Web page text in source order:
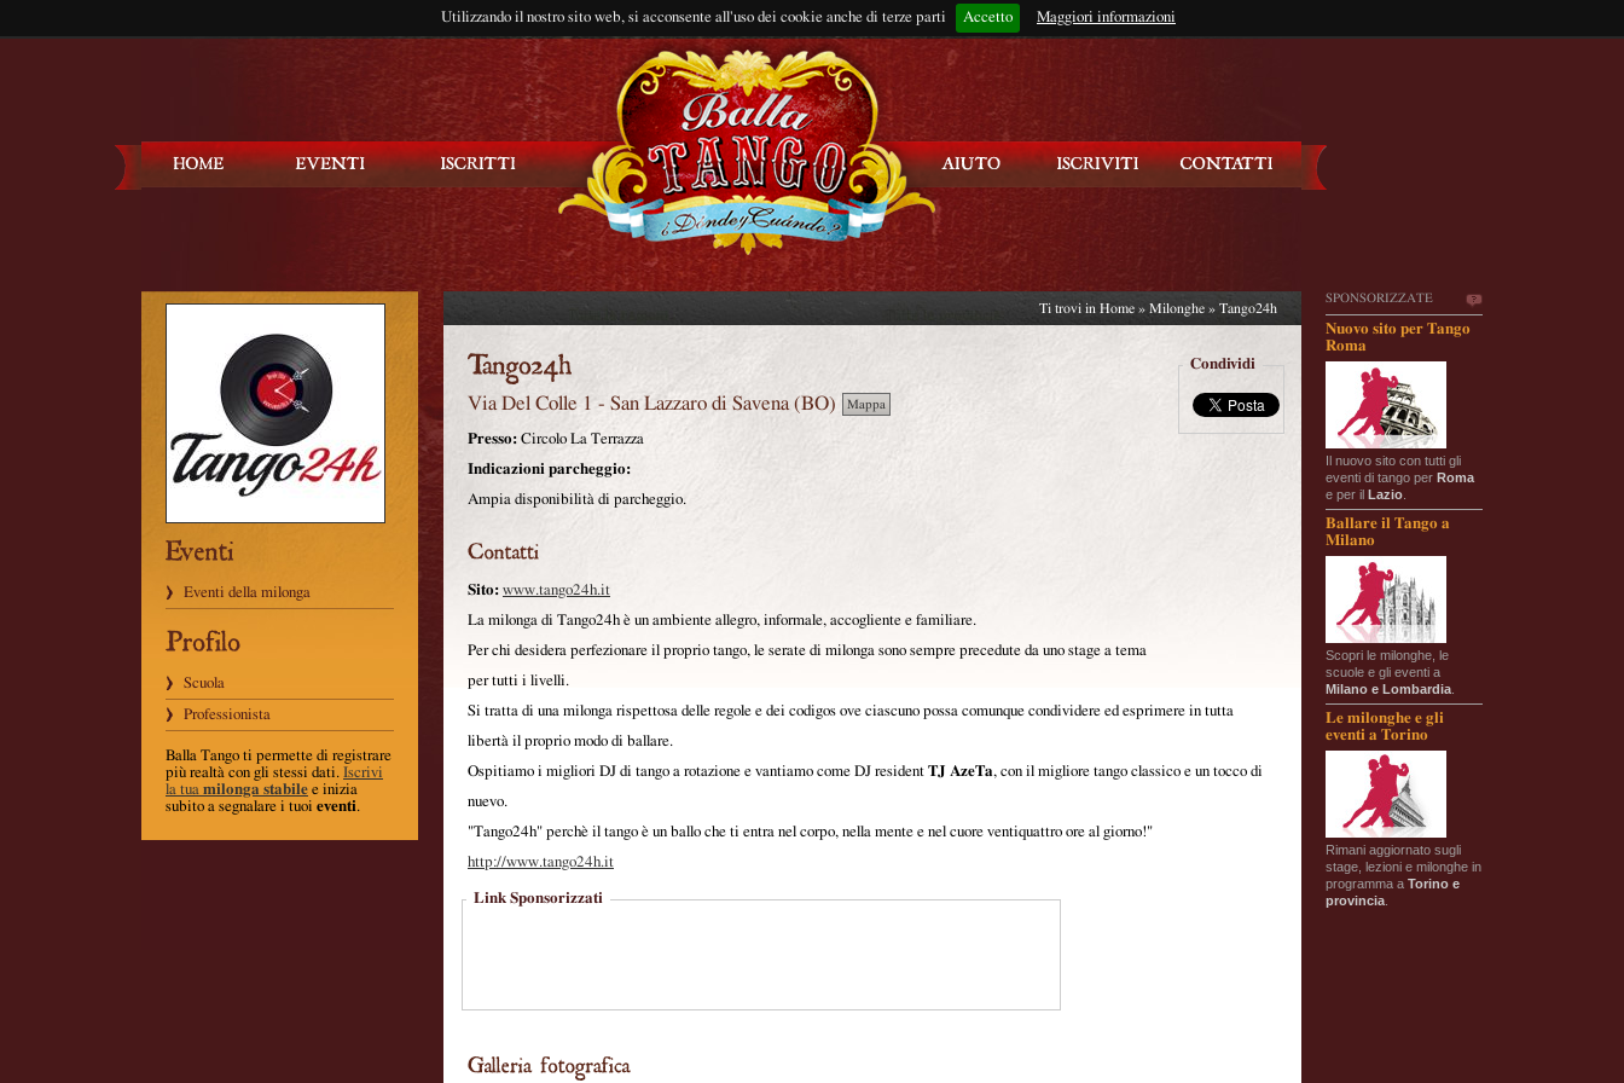
Utilizzando il nostro sito web, si acconsente all'uso dei cookie anche di terze parti Accetto Maggiori informazioni
Rimani connesso?
SPONSORIZZATE
Nuovo sito per Tango
Roma
Il nuovo sito con tutti gli
eventi di tango per Roma
e per il Lazio
Ballare il Tango a
Milano
Scopri le milonghe, le
scuole e gli eventi a
Milano e Lombardia
Le milonghe e gli
eventi a Torino
Rimani aggiornato sugli
stage, lezioni e milonghe in
programma a Torino e
provincia
Eventi della milonga
Scuola
Professionista
Balla Tango ti permette di registrare
più realtà con gli stessi dati. Iscrivi
la tua milonga stabile e inizia
subito a segnalare i tuoi eventi.
Ti trovi in Home » Milonghe » Tango24h
Via Del Colle 1 - San Lazzaro di Savena (BO) Mappa
Condividi
Presso: Circolo La Terrazza
Indicazioni parcheggio:
Ampia disponibilità di parcheggio.
Sito: www.tango24h.it
La milonga di Tango24h è un ambiente allegro, informale, accogliente e familiare.
Per chi desidera perfezionare il proprio tango, le serate di milonga sono sempre precedute da uno stage a tema
per tutti i livelli.
Si tratta di una milonga rispettosa delle regole e dei codigos ove ciascuno possa comunque condividere ed esprimere in tutta
libertà il proprio modo di ballare.
Ospitiamo i migliori DJ di tango a rotazione e vantiamo come DJ resident TJ AzeTa, con il migliore tango classico e un tocco di
nuevo.
"Tango24h" perchè il tango è un ballo che ti entra nel corpo, nella mente e nel cuore ventiquattro ore al giorno!"
http://www.tango24h.it
Link Sponsorizzati